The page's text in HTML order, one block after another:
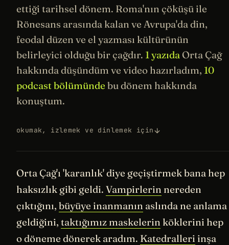
ettiği tarihsel dönem. Roma'nın çöküşü ile
Rönesans arasında kalan ve Avrupa'da din,
feodal düzen ve el yazması kültürünün
belirleyici olduğu bir çağdır. 1 yazıda Orta Çağ
hakkında düşündüm ve video hazırladım, 10
podcast bölümünde bu dönem hakkında
konuştum.
okumak, izlemek ve dinlemek için
Orta Çağ'ı 'karanlık' diye geçiştirmek bana hep
haksızlık gibi geldi. Vampirlerin nereden
çıktığını, büyüye inanmanın aslında ne anlama
geldiğini, taktığımız maskelerin köklerini hep
o döneme dönerek aradım. Katedralleri inşa